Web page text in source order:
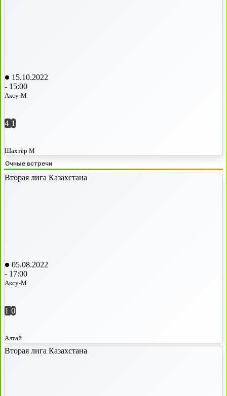
15.10.2022
- 15:00
Аксу-М
4 1
Шахтёр М
Очные встречи
Вторая лига Казахстана
05.08.2022
- 17:00
Аксу-М
1 0
Алтай
Вторая лига Казахстана